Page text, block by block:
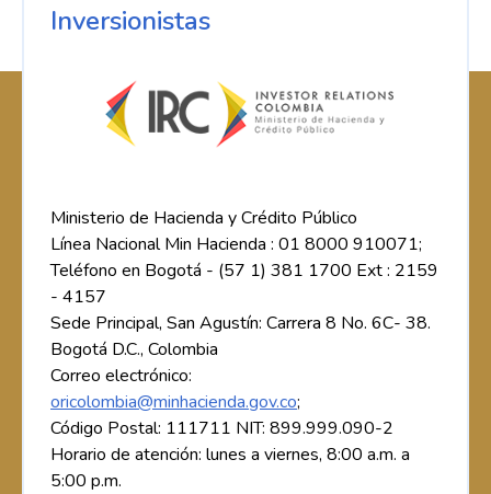
Inversionistas
Ministerio de Hacienda y Crédito Público
Línea Nacional Min Hacienda : 01 8000 910071;
Teléfono en Bogotá - (57 1) 381 1700 Ext : 2159
- 4157
Sede Principal, San Agustín: Carrera 8 No. 6C- 38.
Bogotá D.C., Colombia
Correo electrónico:
oricolombia@minhacienda.gov.co;
Código Postal: 111711 NIT: 899.999.090-2
Horario de atención: lunes a viernes, 8:00 a.m. a
5:00 p.m.